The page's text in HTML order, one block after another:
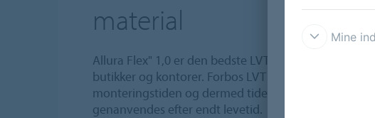
material
Allura Flex" 1,0 er den bedste LVT gulvløsning til
butikker og kontorer. Forbos LVT gulv med
monteringstiden og dermed tiden til afbrydelser af
genanvendes efter endt levetid.
Mine